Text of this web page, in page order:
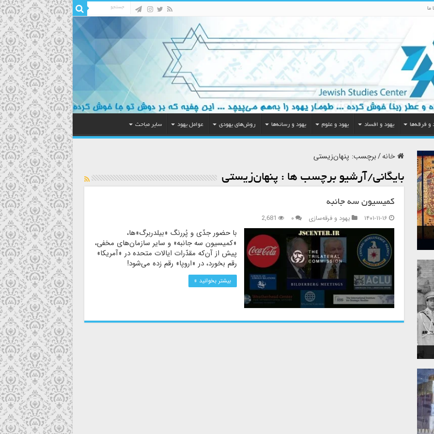
ما
و فرقه‌ها یهود و افساد یهود و علوم یهود و رسانه‌ها روش‌های یهودی عوامل یهود سایر مباحث
خانه/برچسب: پنهان‌زیستی
بایگانی/آرشیو برچسب ها : پنهان‌زیستی
کمیسیون سه جانبه
۱۴۰۱-۱۱-۱۶
یهود و فرقه‌سازی ۰ 2,681
با حضور جدّی و پُررنگ «بیلدربرگ»ها،
«کمیسیون سه جانبه» و سایر سازمان‌های مخفی،
پیش از آن‌که مقدّرات ایالات متحده در «آمریکا»
رقم بخورد، در «اروپا» رقم زده می‌شود!
بیشتر بخوانید »